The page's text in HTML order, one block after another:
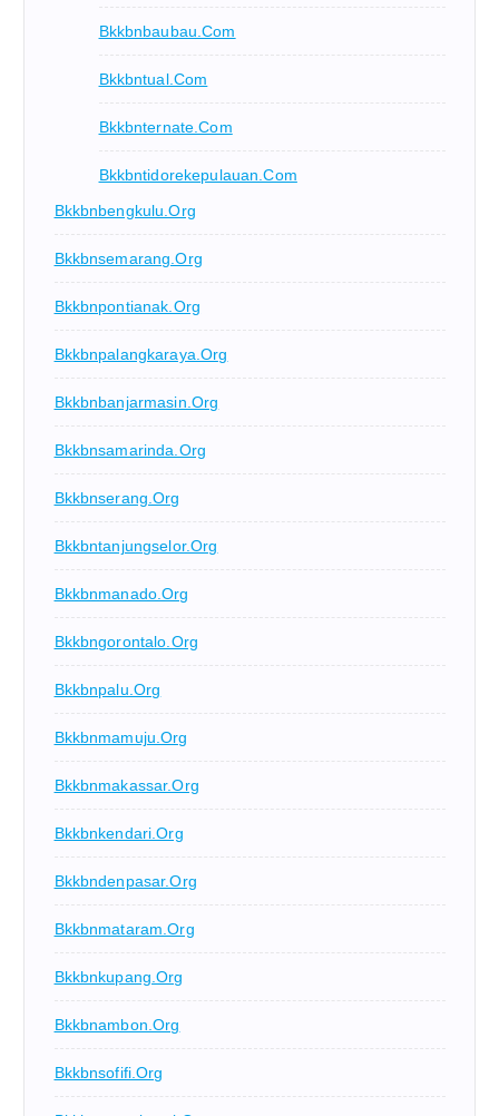
Bkkbnbaubau.com
Bkkbntual.com
Bkkbnternate.com
Bkkbntidorekepulauan.com
Bkkbnbengkulu.org
Bkkbnsemarang.org
Bkkbnpontianak.org
Bkkbnpalangkaraya.org
Bkkbnbanjarmasin.org
Bkkbnsamarinda.org
Bkkbnserang.org
Bkkbntanjungselor.org
Bkkbnmanado.org
Bkkbngorontalo.org
Bkkbnpalu.org
Bkkbnmamuju.org
Bkkbnmakassar.org
Bkkbnkendari.org
Bkkbndenpasar.org
Bkkbnmataram.org
Bkkbnkupang.org
Bkkbnambon.org
Bkkbnsofifi.org